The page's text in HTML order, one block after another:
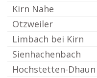
Kirn Nahe
Otzweiler
Limbach bei Kirn
Sienhachenbach
Hochstetten-Dhaun